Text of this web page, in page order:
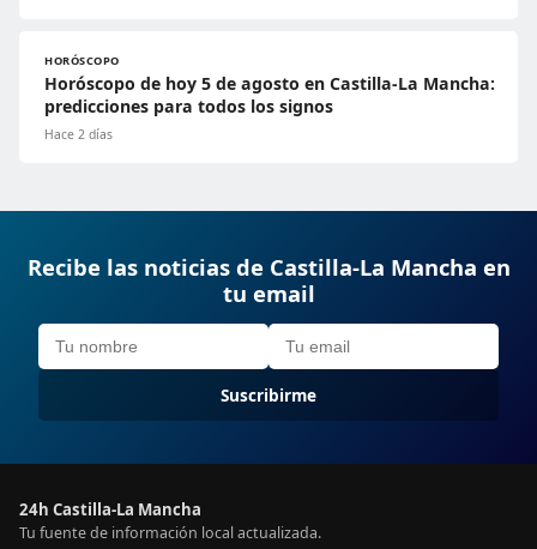
HORÓSCOPO
Horóscopo de hoy 5 de agosto en Castilla-La Mancha:
predicciones para todos los signos
Hace 2 días
Recibe las noticias de Castilla-La Mancha en
tu email
Suscribirme
24h Castilla-La Mancha
Tu fuente de información local actualizada.